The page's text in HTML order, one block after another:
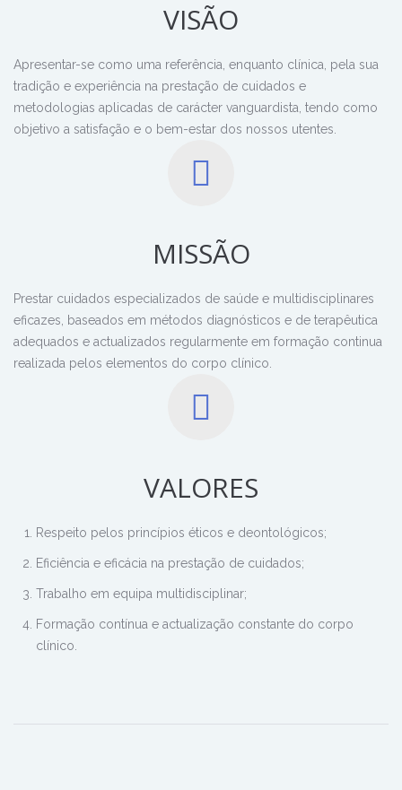
VISÃO
Apresentar-se como uma referência, enquanto clínica, pela sua
tradição e experiência na prestação de cuidados e
metodologias aplicadas de carácter vanguardista, tendo como
objetivo a satisfação e o bem-estar dos nossos utentes.
MISSÃO
Prestar cuidados especializados de saúde e multidisciplinares
eficazes, baseados em métodos diagnósticos e de terapêutica
adequados e actualizados regularmente em formação continua
realizada pelos elementos do corpo clínico.
VALORES
Respeito pelos princípios éticos e deontológicos;
Eficiência e eficácia na prestação de cuidados;
Trabalho em equipa multidisciplinar;
Formação contínua e actualização constante do corpo
clínico.